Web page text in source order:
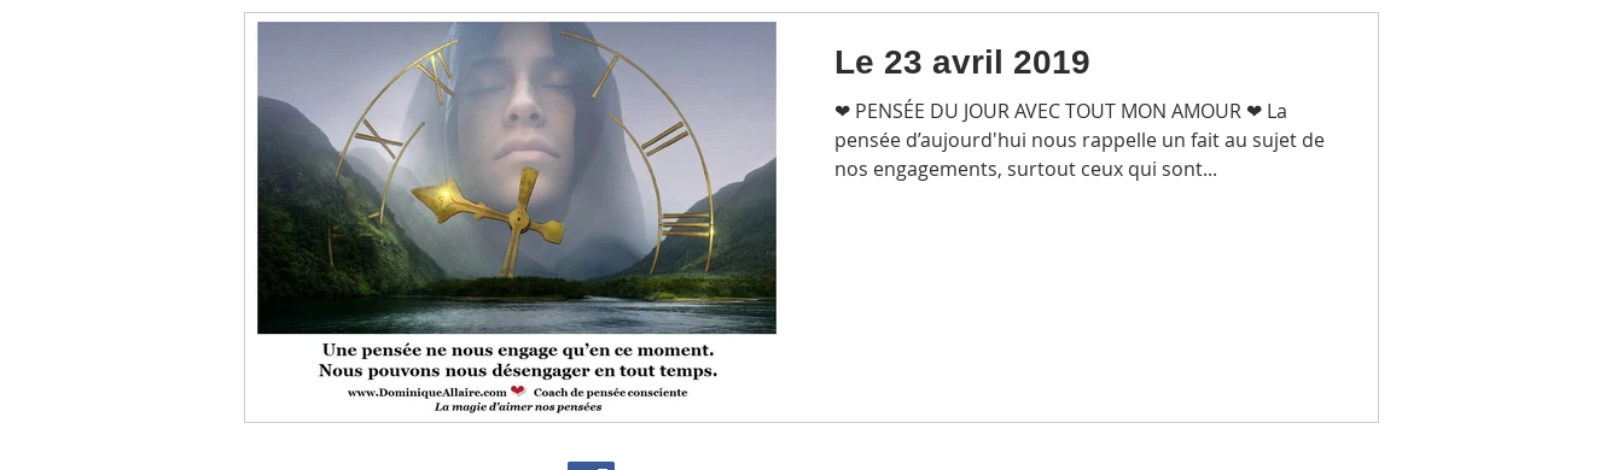
Le 23 avril 2019
❤ PENSÉE DU JOUR AVEC TOUT MON AMOUR ❤ La
pensée d’aujourd'hui nous rappelle un fait au sujet de
nos engagements, surtout ceux qui sont...